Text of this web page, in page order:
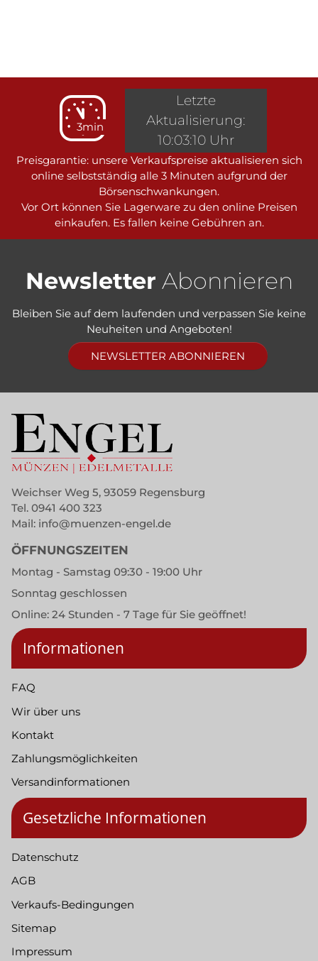
3min
Preisgarantie: unsere Verkaufspreise aktualisieren sich
online selbstständig alle 3 Minuten aufgrund der
Börsenschwankungen.
Vor Ort können Sie Lagerware zu den online Preisen
einkaufen. Es fallen keine Gebühren an.
Letzte
Aktualisierung:
10:03:10 Uhr
Newsletter Abonnieren
Bleiben Sie auf dem laufenden und verpassen Sie keine
Neuheiten und Angeboten!
NEWSLETTER ABONNIEREN
Weichser Weg 5, 93059 Regensburg
Tel. 0941 400 323
Mail: info@muenzen-engel.de
ÖFFNUNGSZEITEN
Montag - Samstag 09:30 - 19:00 Uhr
Sonntag geschlossen
Online: 24 Stunden - 7 Tage für Sie geöffnet!
Informationen
FAQ
Wir über uns
Kontakt
Zahlungsmöglichkeiten
Versandinformationen
Gesetzliche Informationen
Datenschutz
AGB
Verkaufs-Bedingungen
Sitemap
Impressum